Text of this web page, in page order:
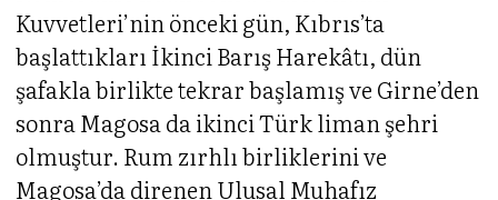
Kuvvetleri’nin önceki gün, Kıbrıs’ta
başlattıkları İkinci Barış Harekâtı, dün
şafakla birlikte tekrar başlamış ve Girne’den
sonra Magosa da ikinci Türk liman şehri
olmuştur. Rum zırhlı birliklerini ve
Magosa’da direnen Ulusal Muhafız